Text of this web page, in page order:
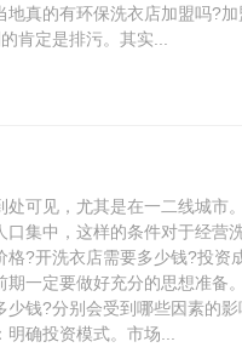
真的有环保洗衣店加盟吗?
肯定是排污。其实...
可见，尤其是在一二线城市
集中，这样的条件对于经营
?开洗衣店需要多少钱?投资
一定要做好充分的思想准备
少钱?分别会受到哪些因素的
确投资模式。市场...